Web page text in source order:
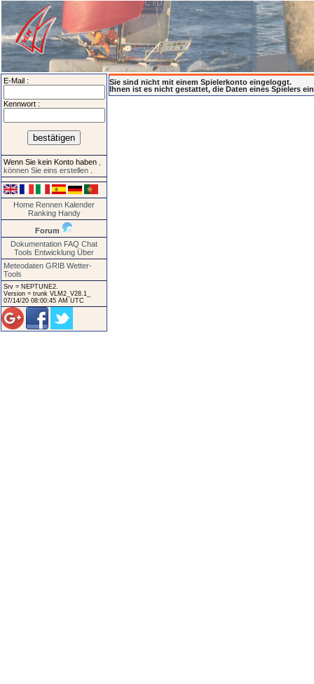
E-Mail :
Kennwort :
Wenn Sie kein Konto haben
können Sie eins erstellen
Home Rennen Kalender
Ranking Handy
Forum
Dokumentation FAQ Chat
Tools Entwicklung Über
Meteodaten GRIB Wetter-
Tools
Srv = NEPTUNE2.
Version = trunk VLM2_V28.1_
07/14/20 08:00:45 AM UTC
Sie sind nicht mit einem Spielerkonto eingeloggt.
Ihnen ist es nicht gestattet, die Daten eines Spielers